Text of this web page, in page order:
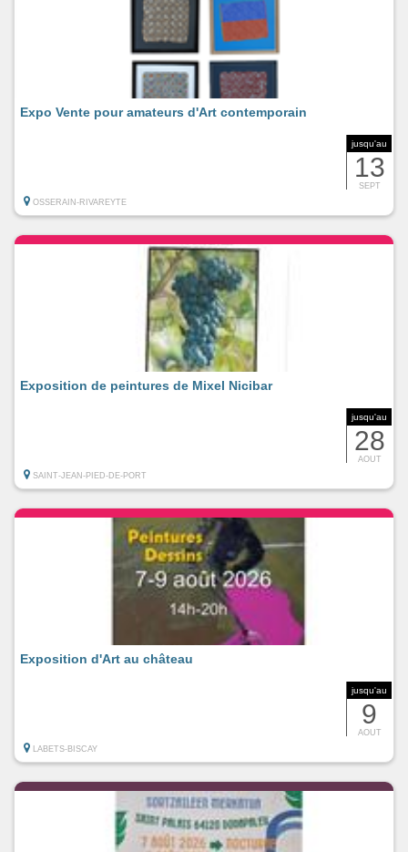
jusqu'au
13
SEPT
Expo Vente pour amateurs d'Art contemporain
OSSERAIN-RIVAREYTE
jusqu'au
28
AOUT
Exposition de peintures de Mixel Nicibar
SAINT-JEAN-PIED-DE-PORT
jusqu'au
9
AOUT
Exposition d'Art au château
LABETS-BISCAY